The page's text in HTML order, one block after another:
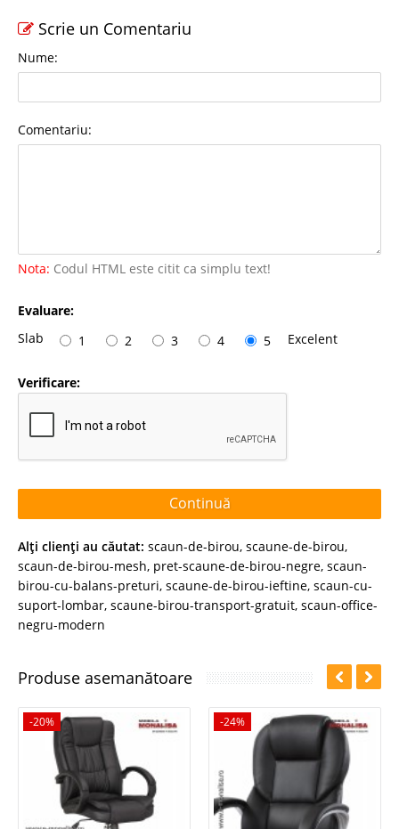
Scrie un Comentariu
Nume:
Comentariu:
Nota: Codul HTML este citit ca simplu text!
Evaluare:
Slab
1 2 3 4 5 Excelent
Verificare:
Continuă
Alţi clienţi au căutat: scaun-de-birou, scaune-de-birou,
scaun-de-birou-mesh, pret-scaune-de-birou-negre, scaun-
birou-cu-balans-preturi, scaune-de-birou-ieftine, scaun-cu-
suport-lombar, scaune-birou-transport-gratuit, scaun-office-
negru-modern
Produse asemanătoare
-20% -24%